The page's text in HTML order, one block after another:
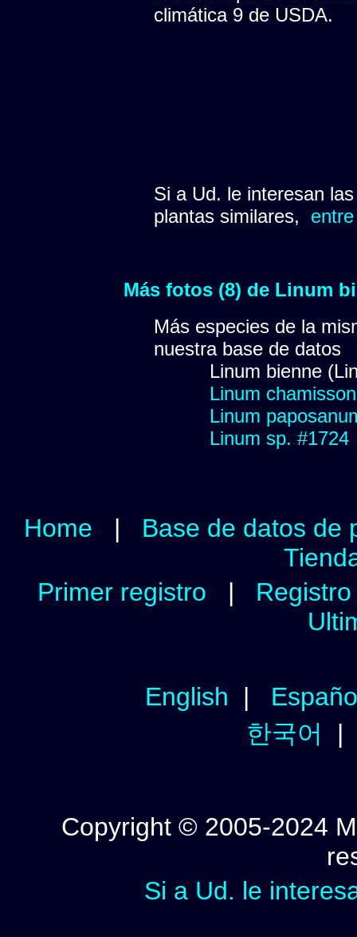
climática 9 de USDA.
Si a Ud. le interesan
plantas similares,
Más fotos (8) de Linum
Más especies de la
nuestra base de datos
Linum bienne
Linum
Linum
Linum sp. #1724
Home | Base de datos de
Primer registro |
English |
한국어
Copyright © 2005-2024
Si a Ud. le